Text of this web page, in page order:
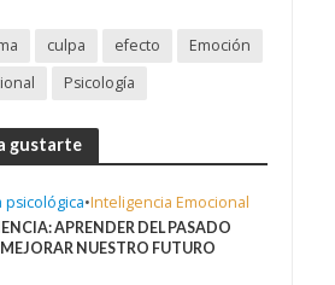
culpa efecto
Emoción
Psicología
gustarte
psicológica•Inteligencia Emocional
APRENDER DEL PASADO
NUESTRO FUTURO